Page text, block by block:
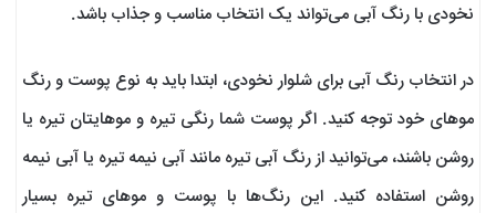
نخودی با رنگ آبی می‌تواند یک انتخاب مناسب و جذاب باشد.
در انتخاب رنگ آبی برای شلوار نخودی، ابتدا باید به نوع پوست و رنگ
موهای خود توجه کنید. اگر پوست شما رنگی تیره و موهایتان تیره یا
روشن باشند، می‌توانید از رنگ آبی تیره مانند آبی نیمه تیره یا آبی نیمه
روشن استفاده کنید. این رنگ‌ها با پوست و موهای تیره بسیار